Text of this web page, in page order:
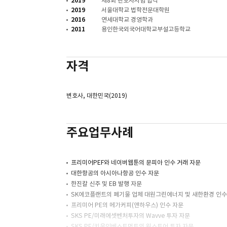
2019
서울대학교 법학전문대학원
2016
연세대학교 경영학과
2011
용인한국외국어대학교부설고등학교
자격
변호사, 대한민국(2019)
주요업무사례
프리미어PEF와 네이버웹툰의 문피아 인수 거래 자문
대한항공의 아시아나항공 인수 자문
한진칼 신주 및 EB 발행 자문
SK에코플랜트의 폐기물 업체 대원그린에너지 및 새한환경 인
프리미어 PE의 메가커피(앤하우스) 인수 자문
SKS PE/미래에셋벤처투자의 Wavve 투자 자문